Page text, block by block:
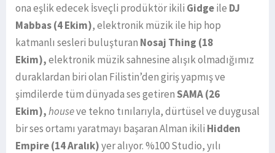
ona eşlik edecek İsveçli prodüktör ikili Gidgeile DJ
Mabbas (4 Ekim), elektronik müzik ile hip hop
katmanlı sesleri buluşturan Nosaj Thing (18
Ekim),elektronik müzik sahnesine alışık olmadığımız
duraklardan biri olan Filistin’den giriş yapmış ve
şimdilerde tüm dünyada ses getirenSAMA (26
Ekim),houseve tekno tınılarıyla, dürtüsel ve duygusal
bir ses ortamı yaratmayı başaran Alman ikili Hidden
Empire (14 Aralık)yer alıyor. %100 Studio, yılı